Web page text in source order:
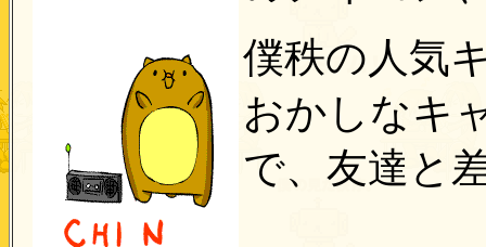
僕秩の人気
おかしなキ
で、友達と